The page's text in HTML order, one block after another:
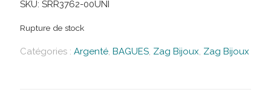
SKU: SRR3762-00UNI
Rupture de stock
Catégories : Argenté, BAGUES, Zag Bijoux, Zag Bijoux